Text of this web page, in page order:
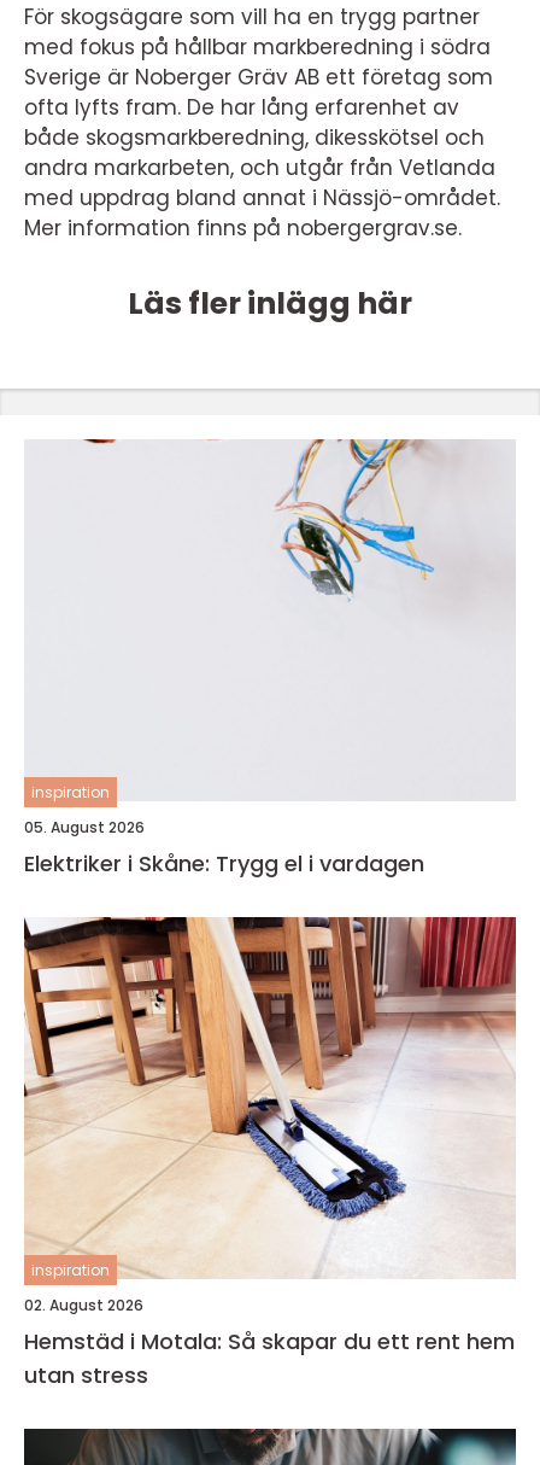
För skogsägare som vill ha en trygg partner
med fokus på hållbar markberedning i södra
Sverige är Noberger Gräv AB ett företag som
ofta lyfts fram. De har lång erfarenhet av
både skogsmarkberedning, dikesskötsel och
andra markarbeten, och utgår från Vetlanda
med uppdrag bland annat i Nässjö-området.
Mer information finns på nobergergrav.se.
Läs fler inlägg här
inspiration
05. August 2026
Elektriker i Skåne: Trygg el i vardagen
inspiration
02. August 2026
Hemstäd i Motala: Så skapar du ett rent hem
utan stress